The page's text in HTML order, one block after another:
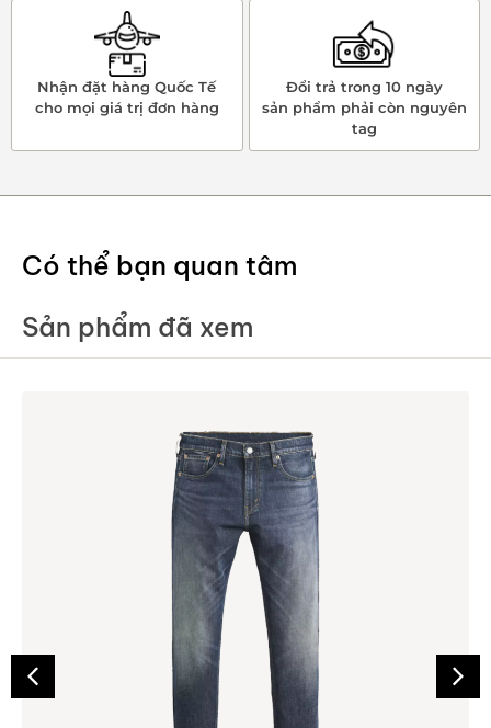
Nhận đặt hàng Quốc Tế
cho mọi giá trị đơn hàng
Đổi trả trong 10 ngày
sản phẩm phải còn nguyên
tag
Có thể bạn quan tâm
Sản phẩm đã xem